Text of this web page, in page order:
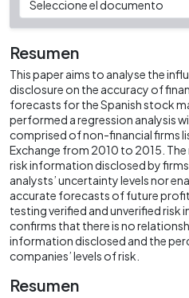
Resumen
This paper aims to analyse the
disclosure on the accuracy of
forecasts for the Spanish stock
performed a regression analysis
comprised of non-financial firms
Exchange from 2010 to 2015.
risk information disclosed by
analysts’ uncertainty levels nor
accurate forecasts of future
testing verified and unverified
confirms that there is no
information disclosed and the
companies’ levels of risk.
Resumen